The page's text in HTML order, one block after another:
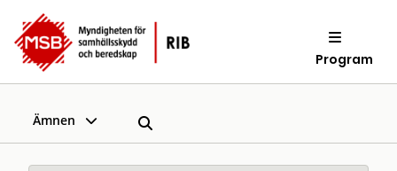
Program
Ämnen